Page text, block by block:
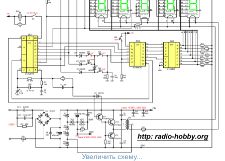
Увеличить схему...